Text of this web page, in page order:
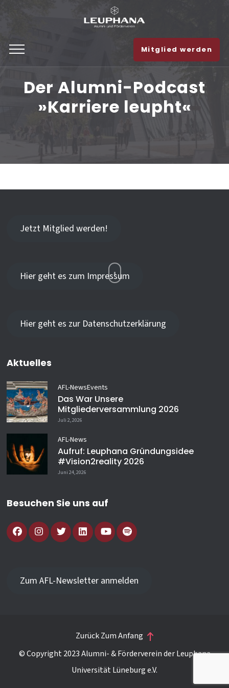
Mitglied werden
Der Alumni-Podcast
»Karriere leupht«
Jetzt Mitglied werden!
Hier geht es zum Impressum
Hier geht es zur Datenschutzerklärung
Aktuelles
AFL-NewsEvents
Das War Unsere
Mitgliederversammlung 2026
Juli 2, 2026
AFL-News
Aufruf: Leuphana Gründungsidee
#vision2reality 2026
Juni 24, 2026
Besuchen Sie uns auf
Zum AFL-Newsletter anmelden
© Copyright 2023 Alumni- & Förderverein der Leuphana
Universität Lüneburg e.V.
Zurück Zum Anfang